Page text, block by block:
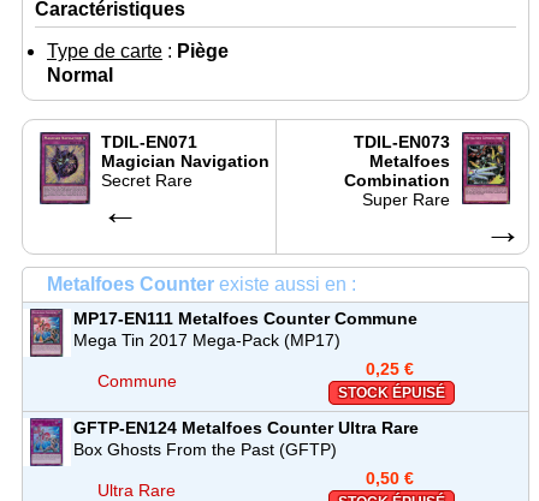
Caractéristiques
Type de carte : Piège
Normal
TDIL-EN071
Magician Navigation
Secret Rare
←
TDIL-EN073
Metalfoes
Combination
Super Rare
→
Metalfoes Counter existe aussi en :
MP17-EN111 Metalfoes Counter Commune
Mega Tin 2017 Mega-Pack (MP17)
Commune
0,25 €
STOCK ÉPUISÉ
GFTP-EN124 Metalfoes Counter Ultra Rare
Box Ghosts From the Past (GFTP)
Ultra Rare
0,50 €